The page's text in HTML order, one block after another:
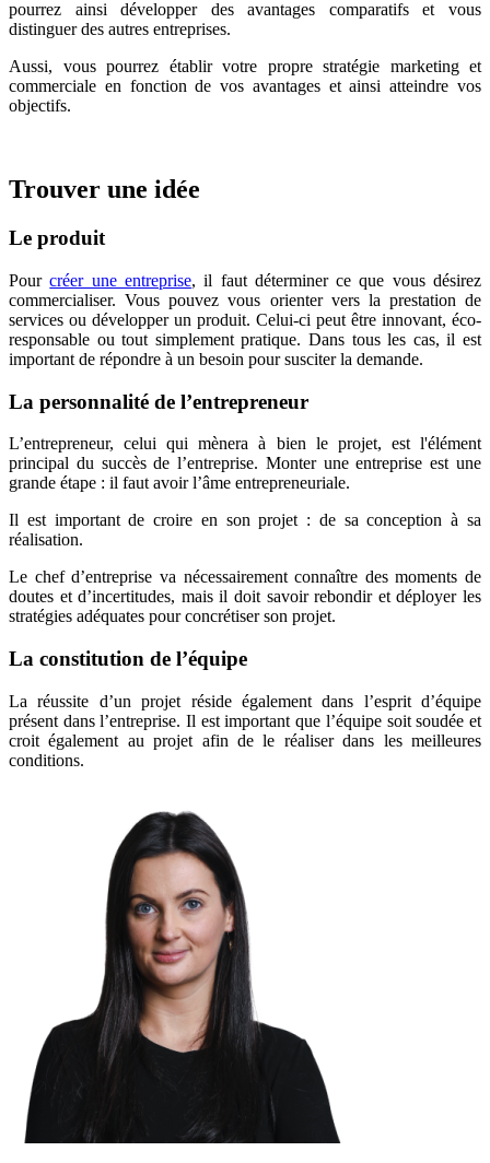
pourrez ainsi développer des avantages comparatifs et vous
distinguer des autres entreprises.
Aussi, vous pourrez établir votre propre stratégie marketing et
commerciale en fonction de vos avantages et ainsi atteindre vos
objectifs.
Trouver une idée
Le produit
Pourcréer une entreprise, il faut déterminer ce que vous désirez
commercialiser. Vous pouvez vous orienter vers la prestation de
services ou développer un produit. Celui-ci peut être innovant, éco-
responsable ou tout simplement pratique. Dans tous les cas, il est
important de répondre à un besoin pour susciter la demande.
La personnalité de l’entrepreneur
L’entrepreneur, celui qui mènera à bien le projet, est l'élément
principal du succès de l’entreprise. Monter une entreprise est une
grande étape : il faut avoir l’âme entrepreneuriale.
Il est important de croire en son projet : de sa conception à sa
réalisation.
Le chef d’entreprise va nécessairement connaître des moments de
doutes et d’incertitudes, mais il doit savoir rebondir et déployer les
stratégies adéquates pour concrétiser son projet.
La constitution de l’équipe
La réussite d’un projet réside également dans l’esprit d’équipe
présent dans l’entreprise. Il est important que l’équipe soit soudée et
croit également au projet afin de le réaliser dans les meilleures
conditions.